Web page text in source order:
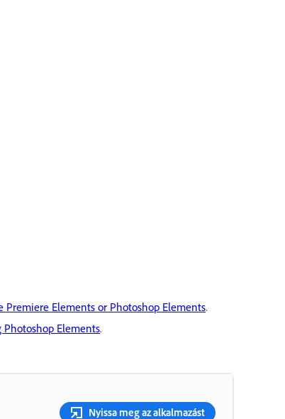
Premiere Elements or Photoshop Elements.
Elements.
Nyissa meg az alkalmazást